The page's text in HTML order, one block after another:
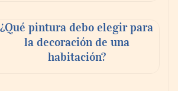
¿Qué pintura debo elegir para
la decoración de una
habitación?